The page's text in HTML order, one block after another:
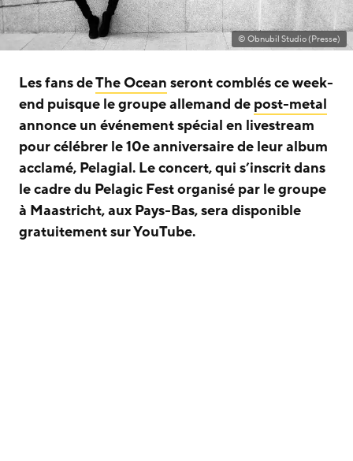
© Obnubil Studio (Presse)
Les fans deThe Ocean seront comblés ce week-
end puisque le groupe allemand de post-metal
annonce un événement spécial en livestream
pour célébrer le 10e anniversaire de leur album
acclamé, Pelagial. Le concert, qui s’inscrit dans
le cadre du Pelagic Fest organisé par le groupe
à Maastricht, aux Pays-Bas, sera disponible
gratuitement sur YouTube.